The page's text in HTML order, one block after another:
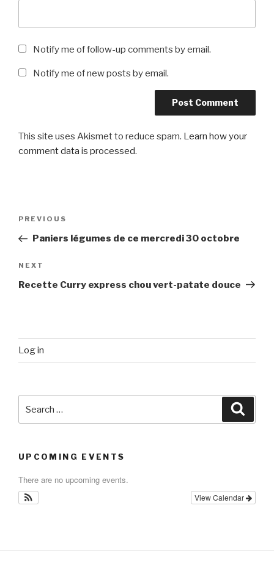
Notify me of follow-up comments by email.
Notify me of new posts by email.
This site uses Akismet to reduce spam. Learn how your
comment data is processed.
Previous
Post
PREVIOUS
Paniers légumes de ce mercredi 30 octobre
Next
Post
NEXT
Recette Curry express chou vert-patate douce
Log in
for:
UPCOMING EVENTS
There are no upcoming events.
View Calendar